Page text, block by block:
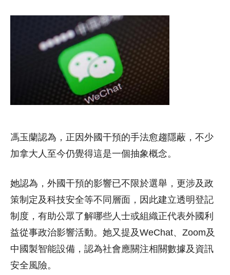
馮玉蘭認為，正因外國干預的手法愈趨隱蔽，不少
加拿大人至今仍覺得這是一個抽象概念。
她認為，外國干預的影響已不限於選舉，更涉及政
策制定及科技安全等不同層面，因此建立透明登記
制度，有助公眾了解哪些人士或組織正代表外國利
益從事政治影響活動。她又提及WeChat、Zoom及
中國製智能設備，認為社會應關注相關數據及資訊
安全風險。